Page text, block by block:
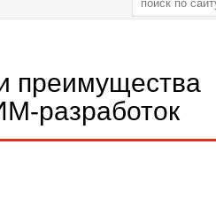
преимущества
разработок